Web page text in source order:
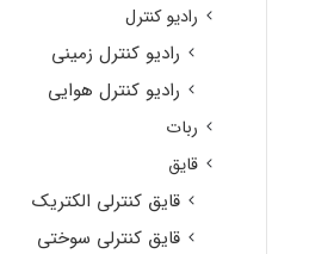
رادیو کنترل
رادیو کنترل زمینی
رادیو کنترل هوایی
ربات
قایق
قایق کنترلی الکتریک
قایق کنترلی سوختی